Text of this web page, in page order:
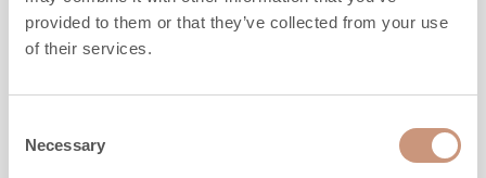
provided to them or that they’ve collected from your use
of their services.
Selection
Necessary
Saramo S